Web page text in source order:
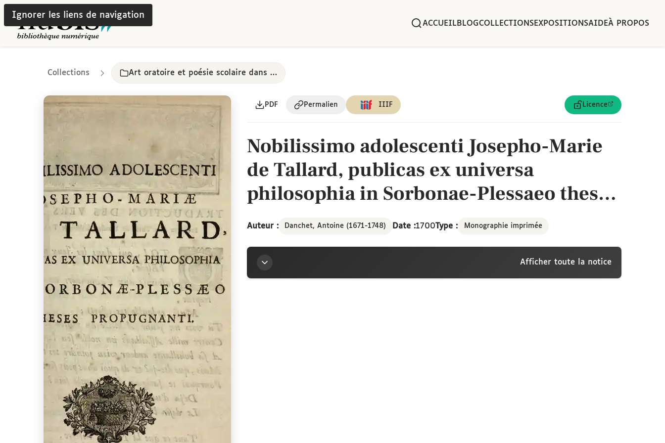
Ignorer les liens de navigation
ACCUEIL BLOGCOLLECTIONSEXPOSITIONSAIDEÀ PROPOS
Collections Art oratoire et poésie scolaire dans les collèges parisiens, 17e-18e siècles
PDF Permalien IIIF Licence
Nobilissimo adolescenti Josepho-Marie
de Tallard, publicas ex universa
philosophia in Sorbonae-Plessaeo theses
propugnanti
Auteur : Danchet, Antoine (1671-1748) Date :1700Type : Monographie imprimée
Afficher toute la notice